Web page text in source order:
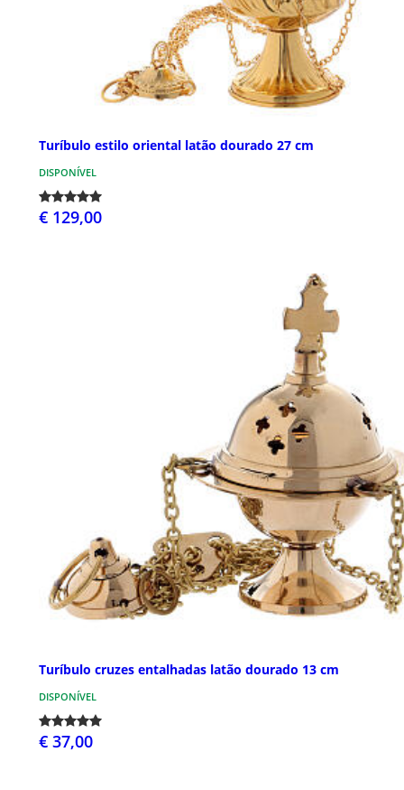
Turíbulo estilo oriental latão dourado 27 cm
DISPONÍVEL
€ 129,00
Turíbulo cruzes entalhadas latão dourado 13 cm
DISPONÍVEL
€ 37,00